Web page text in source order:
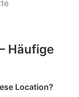
Häufige
Location?